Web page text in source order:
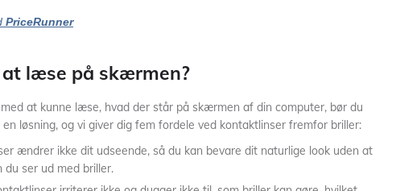
PriceRunner
læse på skærmen?
at kunne læse, hvad der står på skærmen af din computer, bør du
løsning, og vi giver dig fem fordele ved kontaktlinser fremfor briller:
ændrer ikke dit udseende, så du kan bevare dit naturlige look uden at
ser ud med briller.